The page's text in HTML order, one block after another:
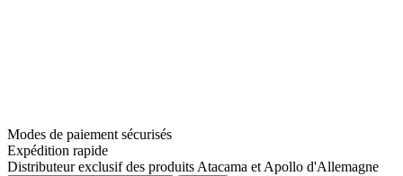
Modes de paiement sécurisés
Expédition rapide
Distributeur exclusif des produits Atacama et Apollo d'Allemagne